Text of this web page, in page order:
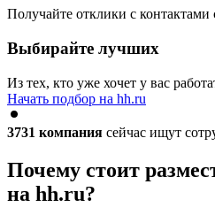
Получайте отклики с контактами
Выбирайте лучших
Из тех, кто уже хочет у вас
Начать подбор на hh.ru
3731 компания сейчас ищут
Почему стоит
на hh.ru?